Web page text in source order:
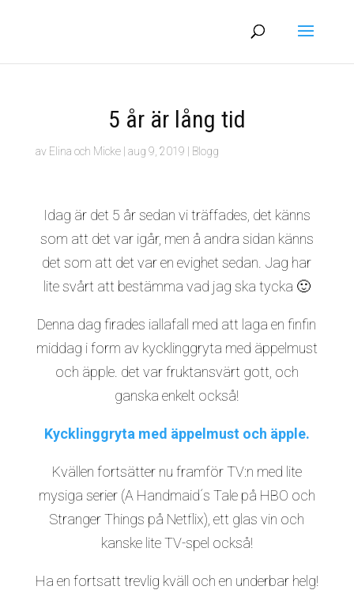
5 år är lång tid
av Elina och Micke| aug 9, 2019 Blogg
Idag är det 5 år sedan vi träffades, det känns
som att det var igår, men å andra sidan känns
det som att det var en evighet sedan. Jag har
lite svårt att bestämma vad jag ska tycka 🙂
Denna dag firades iallafall med att laga en finfin
middag i form av kycklinggryta med äppelmust
och äpple. det var fruktansvärt gott, och
ganska enkelt också!
Kycklinggryta med äppelmust och äpple.
Kvällen fortsätter nu framför TV:n med lite
mysiga serier (A Handmaid´s Tale på HBO och
Stranger Things på Netflix), ett glas vin och
kanske lite TV-spel också!
Ha en fortsatt trevlig kväll och en underbar helg!